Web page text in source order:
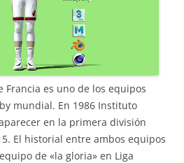
Francia es uno de los equipos
mundial. En 1986 Instituto
en la primera división
El historial entre ambos equipos
de «la gloria» en Liga